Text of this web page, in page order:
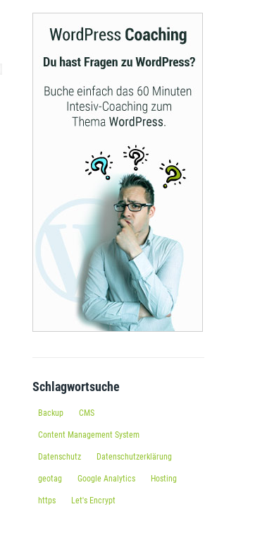
Schlagwortsuche
Backup CMS
Content Management System
Datenschutz Datenschutzerklärung
geotag Google Analytics Hosting
https Let's Encrypt